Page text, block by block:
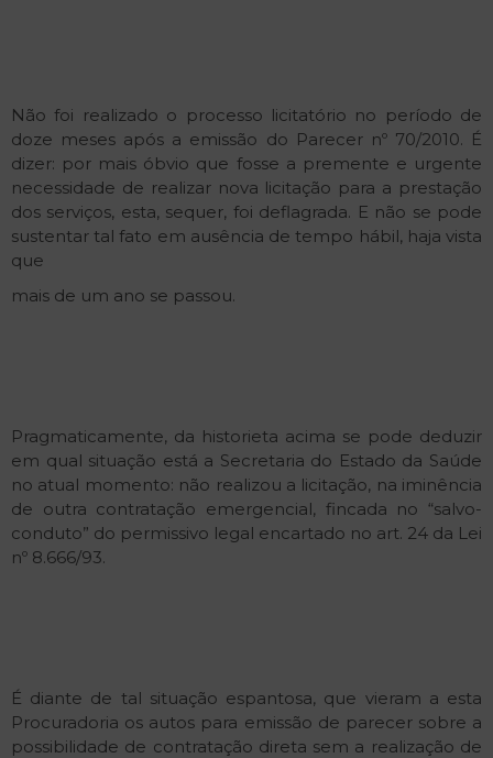
Não foi realizado o processo licitatório no período de
doze meses após a emissão do Parecer nº 70/2010. É
dizer: por mais óbvio que fosse a premente e urgente
necessidade de realizar nova licitação para a prestação
dos serviços, esta, sequer, foi deflagrada. E não se pode
sustentar tal fato em ausência de tempo hábil, haja vista
que
mais de um ano se passou.
Pragmaticamente, da historieta acima se pode deduzir
em qual situação está a Secretaria do Estado da Saúde
no atual momento: não realizou a licitação, na iminência
de outra contratação emergencial, fincada no “salvo-
conduto” do permissivo legal encartado no art. 24 da Lei
nº 8.666/93.
É diante de tal situação espantosa, que vieram a esta
Procuradoria os autos para emissão de parecer sobre a
possibilidade de contratação direta sem a realização de